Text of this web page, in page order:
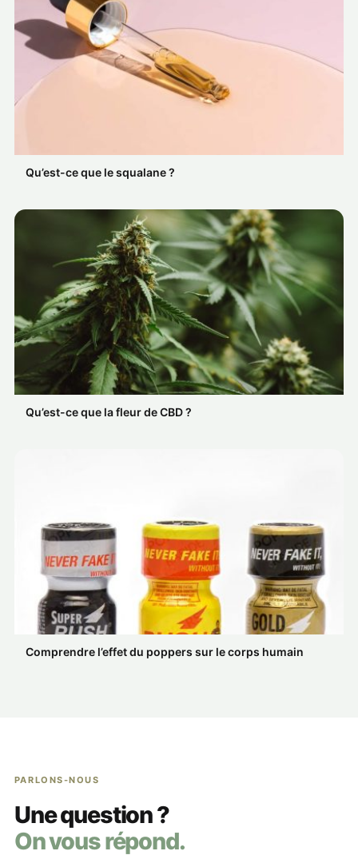
Qu’est-ce que le squalane ?
Qu’est-ce que la fleur de CBD ?
Comprendre l’effet du poppers sur le corps humain
PARLONS-NOUS
Une question ?
On vous répond.